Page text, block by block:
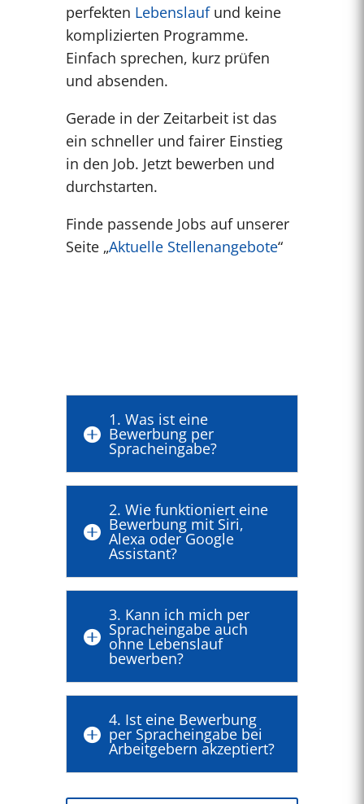
perfekten Lebenslaufund keine
komplizierten Programme.
Einfach sprechen, kurz prüfen
und absenden.
Gerade in der Zeitarbeit ist das
ein schneller und fairer Einstieg
in den Job. Jetzt bewerben und
durchstarten.
Finde passende Jobs auf unserer
Seite „Aktuelle Stellenangebote“

1. Was ist eine
Bewerbung per
Spracheingabe?

2. Wie funktioniert eine
Bewerbung mit Siri,
Alexa oder Google
Assistant?

3. Kann ich mich per
Spracheingabe auch
ohne Lebenslauf
bewerben?

4. Ist eine Bewerbung
per Spracheingabe bei
Arbeitgebern akzeptiert?